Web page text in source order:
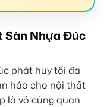
Sàn Nhựa Đúc
phát huy tối đa
hảo cho nội thất
là vô cùng quan